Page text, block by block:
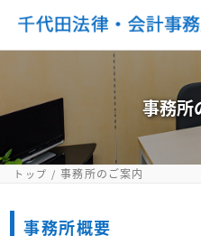
事務所
トップ 事務所のご案内
事務所概要